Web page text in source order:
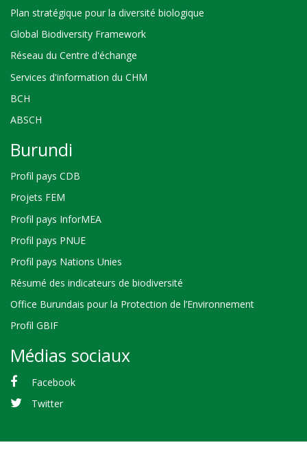
Plan stratégique pour la diversité biologique
Global Biodiversity Framework
Réseau du Centre d'échange
Services d'information du CHM
BCH
ABSCH
Burundi
Profil pays CDB
Projets FEM
Profil pays InforMEA
Profil pays PNUE
Profil pays Nations Unies
Résumé des indicateurs de biodiversité
Office Burundais pour la Protection de l’Environnement
Profil GBIF
Médias sociaux
Facebook
Twitter